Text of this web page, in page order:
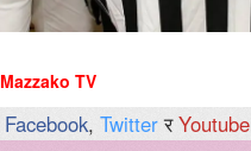
Mazzako TV
Facebook, TwitterरYoutube